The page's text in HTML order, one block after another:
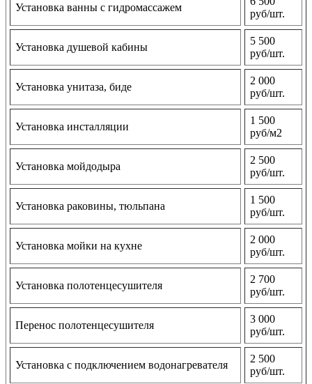
Установка ванны с гидромассажем
руб/шт.
Установка душевой кабины
5 500
руб/шт.
Установка унитаза, биде
2 000
руб/шт.
Установка инсталляции
1 500
руб/м2
Установка мойдодыра
2 500
руб/шт.
Установка раковины, тюльпана
1 500
руб/шт.
Установка мойки на кухне
2 000
руб/шт.
Установка полотенцесушителя
2 700
руб/шт.
Перенос полотенцесушителя
3 000
руб/шт.
Установка с подключением водонагревателя
2 500
руб/шт.